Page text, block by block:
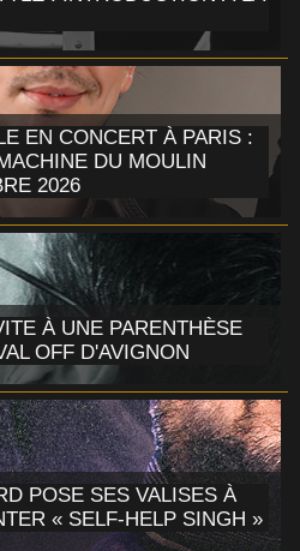
EN CONCERT À PARIS :
DU MOULIN
2026
À UNE PARENTHÈSE
OFF D'AVIGNON
POSE SES VALISES À
« SELF-HELP SINGH »